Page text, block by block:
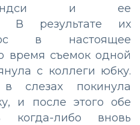
и ее
В результате их
в настоящее
время съемок одной
с коллеги юбку.
слезах покинула
и после этого обе
когда-либо вновь